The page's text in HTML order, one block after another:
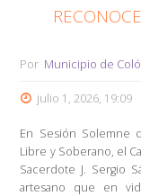
Por Municipio de
julio 1, 2026, 19:09
En Sesión Solemne
Libre y Soberano, el
Sacerdote J. Sergio
artesano que en